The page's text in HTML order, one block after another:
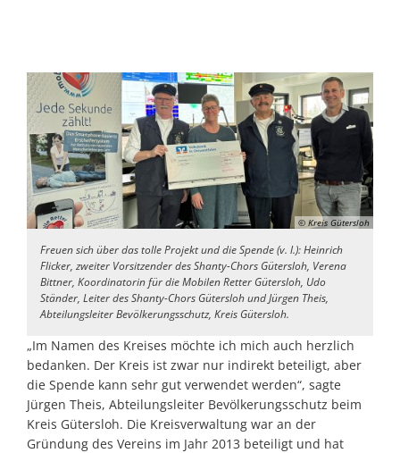
© Kreis Gütersloh
Freuen sich über das tolle Projekt und die Spende (v. l.): Heinrich
Flicker, zweiter Vorsitzender des Shanty-Chors Gütersloh, Verena
Bittner, Koordinatorin für die Mobilen Retter Gütersloh, Udo
Ständer, Leiter des Shanty-Chors Gütersloh und Jürgen Theis,
Abteilungsleiter Bevölkerungsschutz, Kreis Gütersloh.
„Im Namen des Kreises möchte ich mich auch herzlich
bedanken. Der Kreis ist zwar nur indirekt beteiligt, aber
die Spende kann sehr gut verwendet werden“, sagte
Jürgen Theis, Abteilungsleiter Bevölkerungsschutz beim
Kreis Gütersloh. Die Kreisverwaltung war an der
Gründung des Vereins im Jahr 2013 beteiligt und hat